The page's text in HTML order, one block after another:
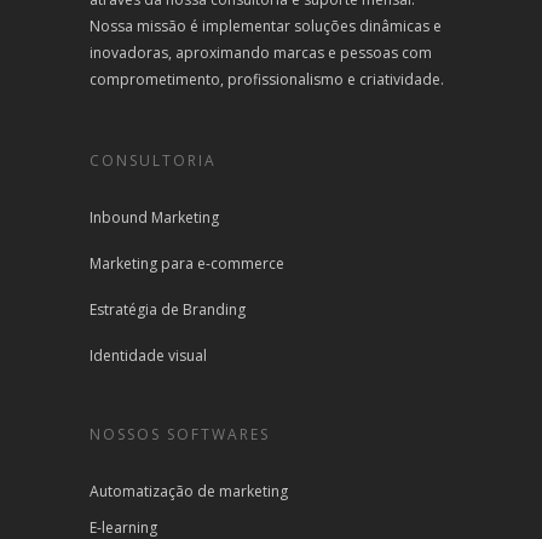
Nossa missão é implementar soluções dinâmicas e
inovadoras, aproximando marcas e pessoas com
comprometimento, profissionalismo e criatividade.
CONSULTORIA
Inbound Marketing
Marketing para e-commerce
Estratégia de Branding
Identidade visual
NOSSOS SOFTWARES
Automatização de marketing
E-learning